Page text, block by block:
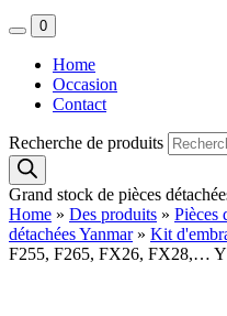
0
Home
Occasion
Contact
Recherche de produits
Grand stock de pièces
Home » Des produits » Pièces
détachées Yanmar» Kit
F255, F265, FX26, FX28,…